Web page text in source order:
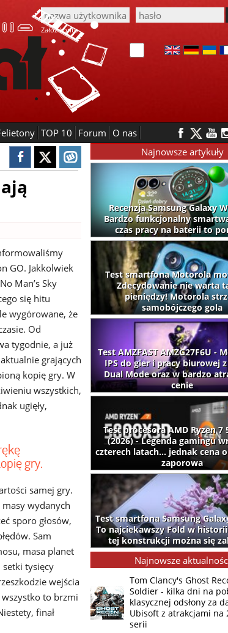
Załóż konto
TOP 10 Forum O nas
GO. Jakkolwiek
Man’s Sky
się hitu
wygórowane, że
Od
tygodnie, a już
grających
kopię gry. W
wszystkich,
ugięły,
gry.
samej gry.
wydanych
sporo głosów,
Sam
masa planet
tysięcy
wejścia
wszystko to brzmi
finał
Najnowsze artykuły
Recenzja Samsung Galaxy
Bardzo funkcjonalny
czas pracy na baterii to
Test smartfona Motorola
Zdecydowanie nie warta
pieniędzy! Motorola
samobójczego gola
Test AMZFAST AMZG27F6U -
IPS do gier i pracy biurowej
Dual Mode oraz w bardzo
cenie
Test procesora AMD Ryzen 7
(2026) - Legenda gamingu
czterech latach... jednak cena
zaporowa
Test smartfona Samsung
To najciekawszy Fold w
tej konstrukcji można się
Najnowsze
Tom Clancy's Ghost
Soldier - kilka dni na
klasycznej odsłony za
Ubisoft z atrakcjami na
serii